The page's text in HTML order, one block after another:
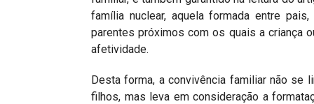
família nuclear, aquela formada entre
parentes próximos com os quais a criança
afetividade.
Desta forma, a convivência familiar não se
filhos, mas leva em consideração a